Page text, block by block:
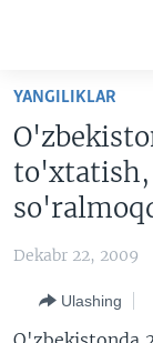
Boshiga
qayting
Qidiruvga
o'ting
AMERIKA
MARKAZIY OSIYO
YANGILIKLAR
to'xtatish,
Dekabr 22, 2009
Ulashing